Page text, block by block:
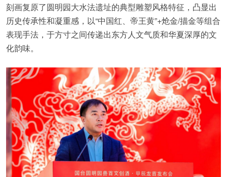
刻画复原了圆明园大水法遗址的典型雕塑风格特征，凸显出
历史传承性和凝重感，以“中国红、帝王黄”+炝金/描金等组合
表现手法，于方寸之间传递出东方人文气质和华夏深厚的文
化韵味。